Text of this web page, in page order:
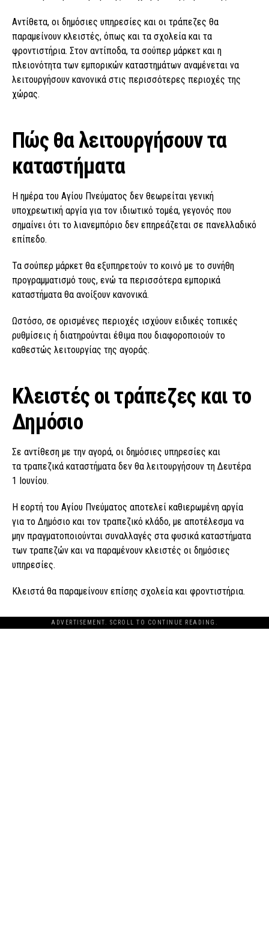
Αντίθετα, οι δημόσιες υπηρεσίες και οι τράπεζες θα
παραμείνουν κλειστές, όπως και τα σχολεία και τα
φροντιστήρια. Στον αντίποδα, τα σούπερ μάρκετ και η
πλειονότητα των εμπορικών καταστημάτων αναμένεται να
λειτουργήσουν κανονικά στις περισσότερες περιοχές της
χώρας.
Πώς θα λειτουργήσουν τα
καταστήματα
Η ημέρα του Αγίου Πνεύματος δεν θεωρείται γενική
υποχρεωτική αργία για τον ιδιωτικό τομέα, γεγονός που
σημαίνει ότι το λιανεμπόριο δεν επηρεάζεται σε πανελλαδικό
επίπεδο.
Τα σούπερ μάρκετ θα εξυπηρετούν το κοινό με το συνήθη
προγραμματισμό τους, ενώ τα περισσότερα εμπορικά
καταστήματα θα ανοίξουν κανονικά.
Ωστόσο, σε ορισμένες περιοχές ισχύουν ειδικές τοπικές
ρυθμίσεις ή διατηρούνται έθιμα που διαφοροποιούν το
καθεστώς λειτουργίας της αγοράς.
Κλειστές οι τράπεζες και το
Δημόσιο
Σε αντίθεση με την αγορά, οι δημόσιες υπηρεσίες και
τα τραπεζικά καταστήματα δεν θα λειτουργήσουν τη Δευτέρα
1 Ιουνίου.
Η εορτή του Αγίου Πνεύματος αποτελεί καθιερωμένη αργία
για το Δημόσιο και τον τραπεζικό κλάδο, με αποτέλεσμα να
μην πραγματοποιούνται συναλλαγές στα φυσικά καταστήματα
των τραπεζών και να παραμένουν κλειστές οι δημόσιες
υπηρεσίες.
Κλειστά θα παραμείνουν επίσης σχολεία και φροντιστήρια.
ADVERTISEMENT. SCROLL TO CONTINUE READING.